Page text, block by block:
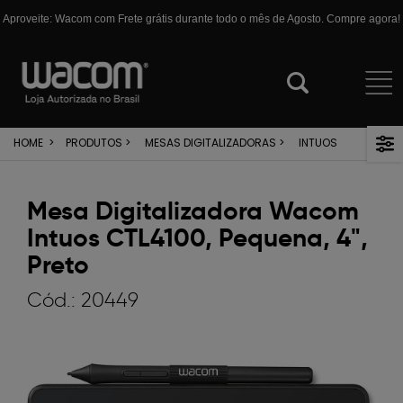
Aproveite: Wacom com Frete grátis durante todo o mês de Agosto. Compre agora!
HOME > PRODUTOS > MESAS DIGITALIZADORAS > INTUOS
Mesa Digitalizadora Wacom
Intuos CTL4100, Pequena, 4",
Preto
Cód.: 20449